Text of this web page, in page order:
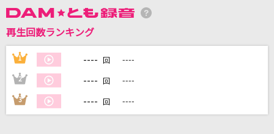
DAMの新曲・ランキングなど
DAMに会員登録・ログインして
再生回数ランキング
1 ---- 回 ----
2 ---- 回 ----
3 ---- 回 ----